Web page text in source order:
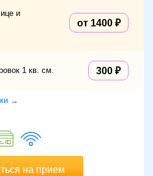
и
от 1400
1 кв. см. 300
→
на прием